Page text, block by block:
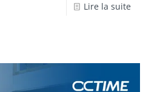
Lire la suite